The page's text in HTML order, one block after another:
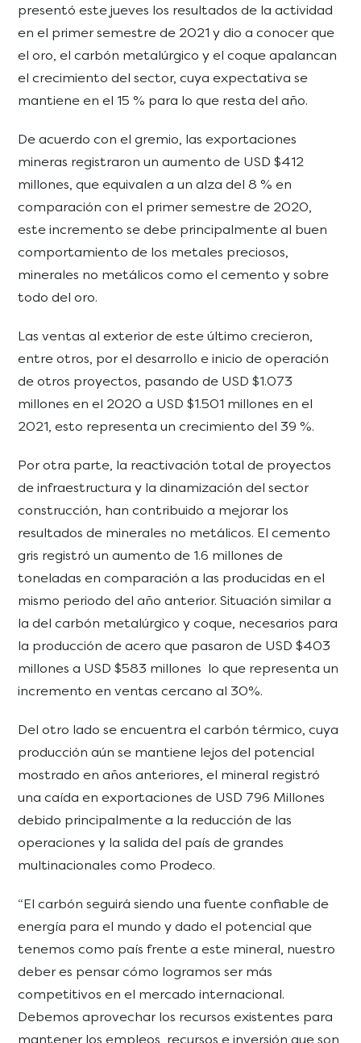
presentó este jueves los resultados de la actividad
en el primer semestre de 2021 y dio a conocer que
el oro, el carbón metalúrgico y el coque apalancan
el crecimiento del sector, cuya expectativa se
mantiene en el 15 % para lo que resta del año.
De acuerdo con el gremio, las exportaciones
mineras registraron un aumento de USD $412
millones, que equivalen a un alza del 8 % en
comparación con el primer semestre de 2020,
este incremento se debe principalmente al buen
comportamiento de los metales preciosos,
minerales no metálicos como el cemento y sobre
todo del oro.
Las ventas al exterior de este último crecieron,
entre otros, por el desarrollo e inicio de operación
de otros proyectos, pasando de USD $1.073
millones en el 2020 a USD $1.501 millones en el
2021, esto representa un crecimiento del 39 %.
Por otra parte, la reactivación total de proyectos
de infraestructura y la dinamización del sector
construcción, han contribuido a mejorar los
resultados de minerales no metálicos. El cemento
gris registró un aumento de 1.6 millones de
toneladas en comparación a las producidas en el
mismo periodo del año anterior. Situación similar a
la del carbón metalúrgico y coque, necesarios para
la producción de acero que pasaron de USD $403
millones a USD $583 millones lo que representa un
incremento en ventas cercano al 30%.
Del otro lado se encuentra el carbón térmico, cuya
producción aún se mantiene lejos del potencial
mostrado en años anteriores, el mineral registró
una caída en exportaciones de USD 796 Millones
debido principalmente a la reducción de las
operaciones y la salida del país de grandes
multinacionales como Prodeco.
“El carbón seguirá siendo una fuente confiable de
energía para el mundo y dado el potencial que
tenemos como país frente a este mineral, nuestro
deber es pensar cómo logramos ser más
competitivos en el mercado internacional.
Debemos aprovechar los recursos existentes para
mantener los empleos, recursos e inversión que son